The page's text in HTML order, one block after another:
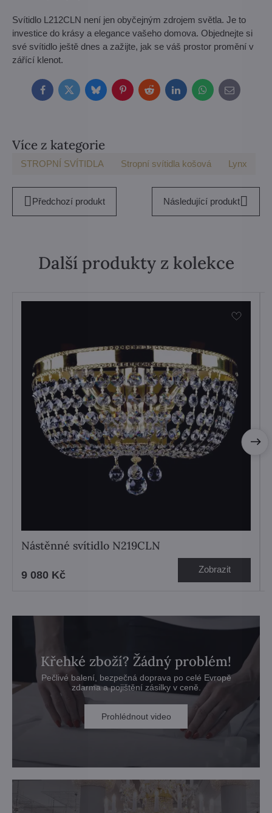
Svítidlo L212CLN není jen obyčejným zdrojem světla. Je to
investice do krásy a elegance vašeho domova. Objednejte si
své svítidlo ještě dnes a zažijte, jak se váš prostor promění v
zářící klenot.
FacebookTwitterBlueskyPinterestRedditLinkedInWhatsApp
E-
mail
Více z kategorie
STROPNÍ SVÍTIDLA Stropní svítidla košová Lynx
Předchozí produkt Následující produkt
Další produkty z kolekce
Nástěnné svítidlo N219CLN
9 080 Kč Zobrazit
Křehké zboží? Žádný problém!
Pečlivé balení, bezpečná doprava po celé Evropě
zdarma a pojištění zásilky v ceně.
Prohlédnout video